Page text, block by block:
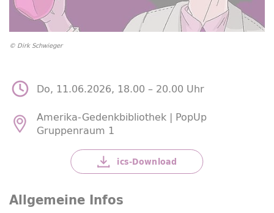
© Dirk Schwieger
Do, 11.06.2026, 18.00 – 20.00 Uhr
ics-Download
Amerika-Gedenkbibliothek | PopUp
Gruppenraum 1
Allgemeine Infos